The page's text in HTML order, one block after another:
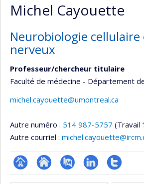
Michel Cayouette
Neurobiologie cellulaire
nerveux
Professeur/chercheur titulaire
Faculté de médecine - Département
michel.cayouette@umontreal.ca
Autre numéro : 514 987-5757 (Travail
Autre courriel :
Page Site
PubMedLinkedInCompte